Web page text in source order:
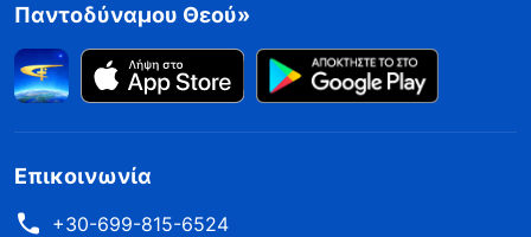
Παντοδύναμου Θεού»
Επικοινωνία
+30-699-815-6524